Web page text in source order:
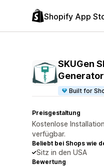
Shopify App
SKUGen
Generator
Built for
Preisgestaltung
Kostenlose
verfügbar.
Beliebt bei Shops wie
Sitz in den USA
Bewertung